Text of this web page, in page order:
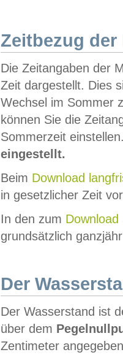
Zeitbezug der
Die Zeitangaben der
Zeit dargestellt. Dies
Wechsel im Sommer
können Sie die
Sommerzeit
eingestellt.
Beim Download
in gesetzlicher Zeit
In den zum Download
grundsätzlich
Der
Der Wasserstand ist
über dem
Zentimeter